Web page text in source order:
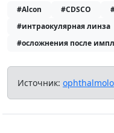
#Alcon #CDSCO
#интраокулярная линза
#осложнения после
Источник: